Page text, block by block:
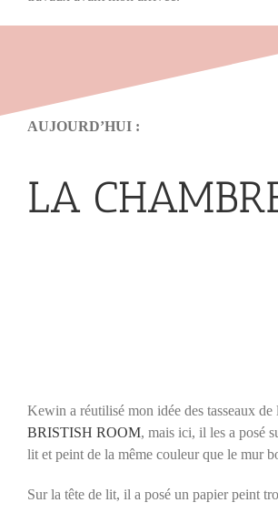
AUJOURD’HUI :
LA
Kewin a réutilisé mon idée des tasseaux de
BRISTISH ROOM, mais ici, il les a posé
lit et peint de la même couleur que le mur
Sur la tête de lit, il a posé un papier peint